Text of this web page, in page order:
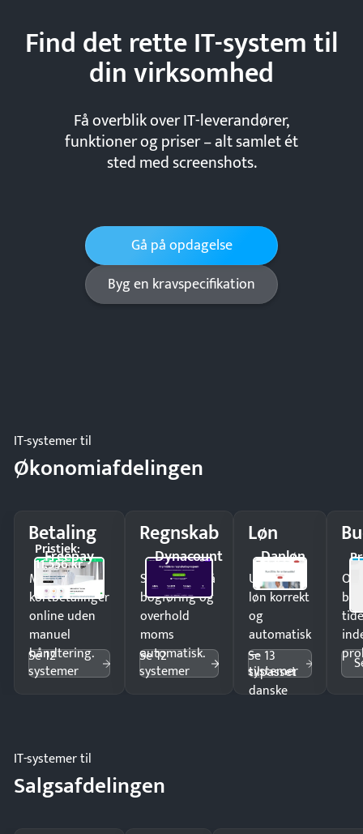
Find det rette IT-system til
dinvirksomhed
Få overblik over IT-leverandører,
funktioner og priser – alt samlet ét
sted med screenshots.
Gå på opdagelse
Byg en kravspecifikation
IT-systemer til
Økonomiafdelingen
Betaling
Freepay
Pristjek:
11.556 kr
Modtag
kortbetalinger
online uden
manuel
håndtering.
Se 12
systemer
Regnskab
Dynacount
Spar timer på
bogføring og
overhold
moms
automatisk.
Se 12
systemer
Løn
Danløn
Udbetal
løn korrekt
og
automatisk
—
tilpasset
danske
Se 13
systemer
IT-systemer til
Salgsafdelingen